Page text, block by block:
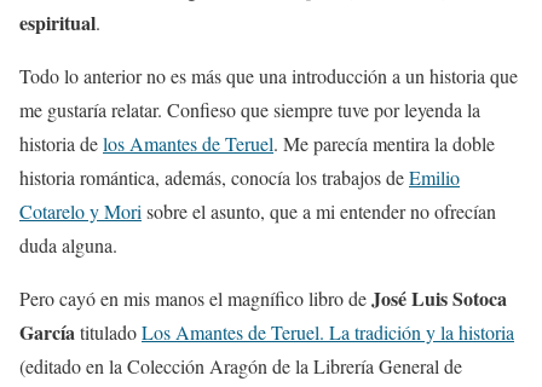
espiritual.
Todo lo anterior no es más que una introducción a un historia que
me gustaría relatar. Confieso que siempre tuve por leyenda la
historia delos Amantes de Teruel. Me parecía mentira la doble
historia romántica, además, conocía los trabajos deEmilio
Cotarelo y Mori sobre el asunto, que a mi entender no ofrecían
duda alguna.
Pero cayó en mis manos el magnífico libro deJosé Luis Sotoca
GarcíatituladoLos Amantes de Teruel. La tradición y la historia
(editado en la Colección Aragón de la Librería General de